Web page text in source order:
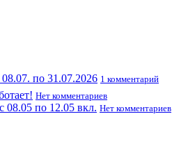
08.07. по 31.07.2026 1 комментарий
Нет комментариев
по 12.05 вкл. Нет комментариев